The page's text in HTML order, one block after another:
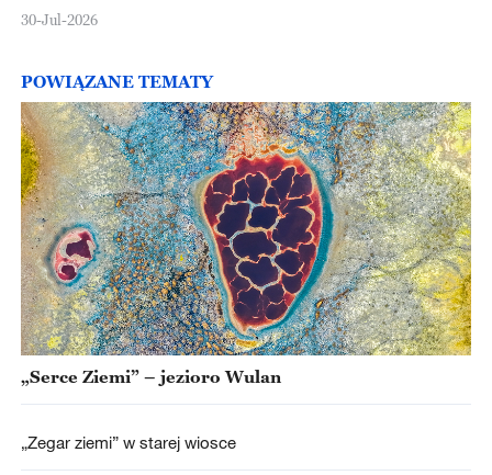
30-Jul-2026
POWIĄZANE TEMATY
„Serce Ziemi” – jezioro Wulan
„Zegar ziemi” w starej wiosce